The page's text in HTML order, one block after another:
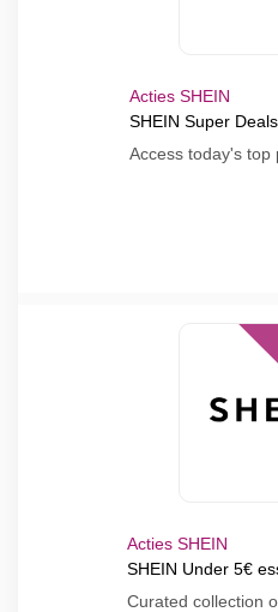
Acties SHEIN
SHEIN Super
Access today's top
Acties SHEIN
SHEIN Under 5€
Curated collection